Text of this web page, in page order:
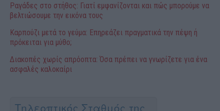
Ραγάδες στο στήθος: Γιατί εμφανίζονται και πώς μπορούμε να
βελτιώσουμε την εικόνα τους
Καρπούζι μετά το γεύμα: Επηρεάζει πραγματικά την πέψη ή
πρόκειται για μύθο;
Διακοπές χωρίς απρόοπτα: Όσα πρέπει να γνωρίζετε για ένα
ασφαλές καλοκαίρι